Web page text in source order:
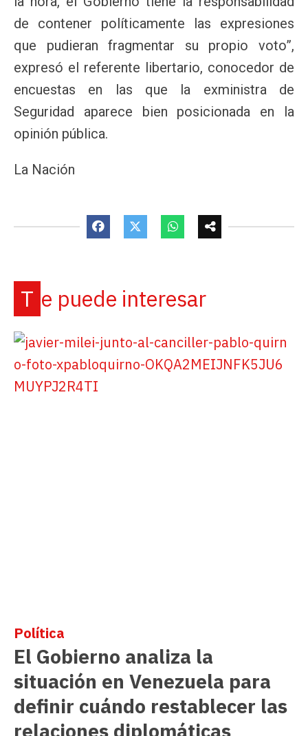
de contener políticamente las expresiones
que pudieran fragmentar su propio voto”,
expresó el referente libertario, conocedor de
encuestas en las que la exministra de
Seguridad aparece bien posicionada en la
opinión pública.
La Nación
Te puede interesar
El Gobierno analiza la
situación en Venezuela para
definir cuándo restablecer las
Política